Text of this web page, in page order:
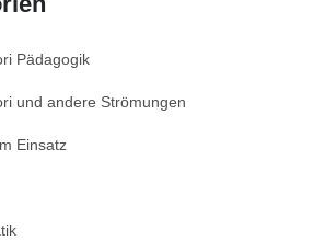
Pädagogik
und andere Strömungen
Einsatz